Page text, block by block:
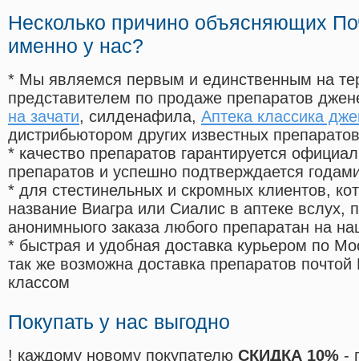
Несколько причино объясняющих
именно у нас?
* Мы являемся первым и единственным на
представителем по продаже препаратов
на зачати, силденафила, Аптека классика
дистрибьютором других известных препаратов
* качество препаратов гарантируется
препаратов и успешно подтверждается
* для стестинельных и скромных клиентов,
название Виагра или Сиалис в аптеке вслух,
анонимныого заказа любого препаратан на
* быстрая и удобная доставка курьером по
так же возможна доставка препаратов
классом
Покупать у нас выгодно
! каждому новому покупателю СКИДКА 10% -